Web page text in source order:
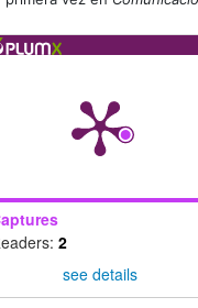
2
see details